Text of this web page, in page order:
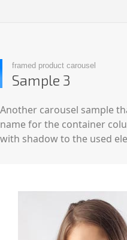
framed product carousel
Sample 3
Another carousel sample
name for the container
with shadow to the used